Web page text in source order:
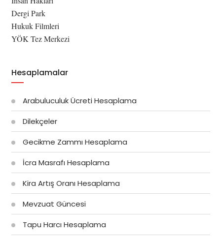
Dergi Park
Hukuk Filmleri
YÖK Tez Merkezi
Hesaplamalar
Arabuluculuk Ücreti Hesaplama
Dilekçeler
Gecikme Zammı Hesaplama
İcra Masrafı Hesaplama
Kira Artış Oranı Hesaplama
Mevzuat Güncesi
Tapu Harcı Hesaplama